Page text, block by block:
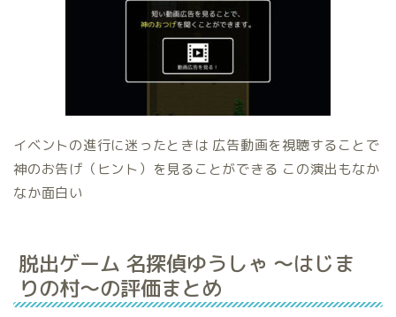
イベントの進行に迷ったときは 広告動画を視聴することで
神のお告げ（ヒント）を見ることができる この演出もなか
なか面白い
脱出ゲーム 名探偵ゆうしゃ 〜はじま
りの村〜の評価まとめ